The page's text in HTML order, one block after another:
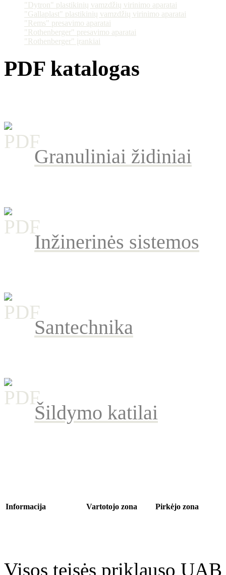
"Dytron" plastikinių vamzdžių virinimo aparatai
"Gallaplast" plastikinių vamzdžių virinimo aparatai
"Rems" presavimo aparatai
"Rothenberger" presavimo aparatai
"Rothenberger" įrankiai
PDF katalogas
Granuliniai židiniai
Inžinerinės sistemos
Santechnika
Šildymo katilai
Informacija
Vartotojo zona
Pirkėjo zona
Visos teisės priklauso